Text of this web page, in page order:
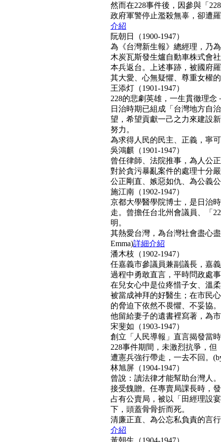
然而在228事件後，因參與「
政府軍警停止濫殺無辜，卻遭
介紹
阮朝日（1900-1947）
為《台灣新生報》總經理，乃
木炭瓦斯發生爐自動車株式會
本兵返台。上述事跡，被國府
其大愛、心無疑懼、尊重女權
王添灯（1901-1947）
228的悲劇英雄，一生貫徹理
日治時期已組成「台灣地方自
望，希望貢獻一己之力來建設
努力。
為求得人民的民主、正義，寧
吳鴻麒（1901-1947）
曾任律師、法院推事，為人公
對於貪污暴亂案件的處理十分
公正剛直、嫉惡如仇、為公義
施江南（1902-1947）
京都大學醫學院博士，是日治
走。曾擔任台北州會議員、「
明。
其熱愛台灣，為台灣社會盡心
Emma)詳細介紹
潘木枝（1902-1947）
任嘉義市參議員兼副議長，嘉
過程中勇敢直言，平時問政處
在兒女心中是位疼惜子女、溫
被當成神拜的好醫生；在市民
的脅迫下依然不畏懼、不妥協。
他留給妻子的遺書裡寫著，為
宋斐如（1903-1947）
創立「人民導報」直言揭發當
228事件期間，未激烈抗爭，
遭憲兵強行帶走，一去不回。
林旭屏（1904-1947）
曾說：讀法律才能幫助台灣人
接受餽贈。任專賣局課長時，
占有公賣局，被以「田經理設
下，頭蓋骨骨折而死。
清廉正直、為公忘私負責的言
介紹
黃朝生（1904-1947）